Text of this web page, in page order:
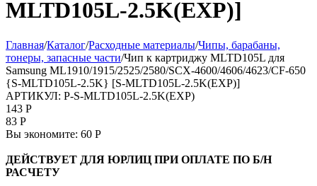
MLTD105L-2.5K(EXP)]
Главная/Каталог/Расходные материалы/Чипы, барабаны,
тонеры, запасные части/Чип к картриджу MLTD105L для
Samsung ML1910/1915/2525/2580/SCX-4600/4606/4623/CF-650
{S-MLTD105L-2.5K} [S-MLTD105L-2.5K(EXP)]
АРТИКУЛ: P-S-MLTD105L-2.5K(EXP)
143 Р
83 Р
Вы экономите: 60 Р
ДЕЙСТВУЕТ ДЛЯ ЮРЛИЦ ПРИ ОПЛАТЕ ПО Б/Н
РАСЧЕТУ